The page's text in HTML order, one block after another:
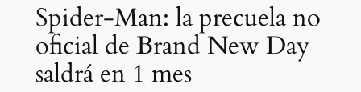
Spider-Man: la precuela no
oficial de Brand New Day
saldrá en 1 mes